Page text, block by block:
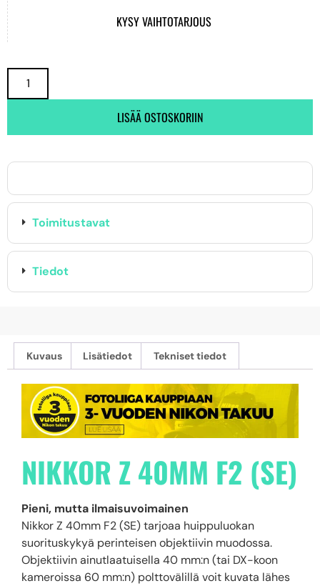
KYSY VAIHTOTARJOUS
LISÄÄ OSTOSKORIIN
Toimitustavat
Tiedot
Kuvaus Lisätiedot Tekniset tiedot
NIKKOR Z 40MM F2 (SE)
Pieni, mutta ilmaisuvoimainen
Nikkor Z 40mm F2 (SE) tarjoaa huippuluokan
suorituskykyä perinteisen objektiivin muodossa.
Objektiivin ainutlaatuisella 40 mm:n (tai DX-koon
kameroissa 60 mm:n) polttovälillä voit kuvata lähes